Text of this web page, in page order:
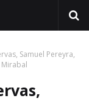
Samuel Pereyra,